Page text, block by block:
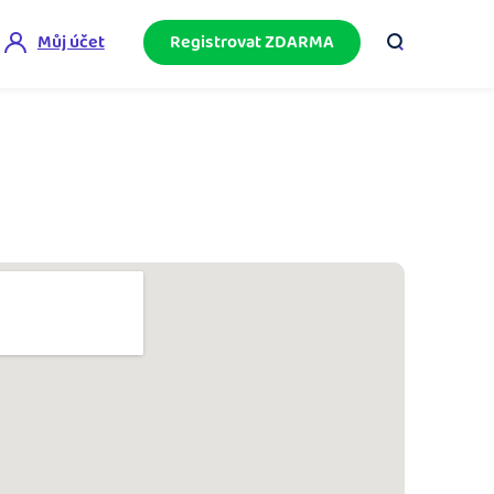
se komunity na fakturaci, daně či
Můj účet Registrovat ZDARMA